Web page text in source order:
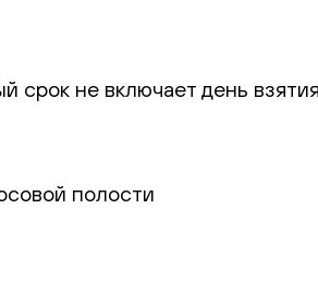
срок не включает день
полости